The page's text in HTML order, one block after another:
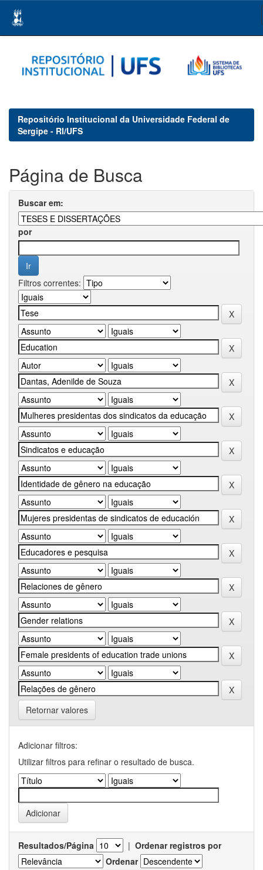
navigation
Repositório Institucional da Universidade Federal de
Sergipe - RI/UFS
Página de Busca
Buscar em:
por
Filtros correntes:
Retornar valores
Adicionar filtros:
Utilizar filtros para refinar o resultado de busca.
Resultados/Página | Ordenar registros por
Ordenar